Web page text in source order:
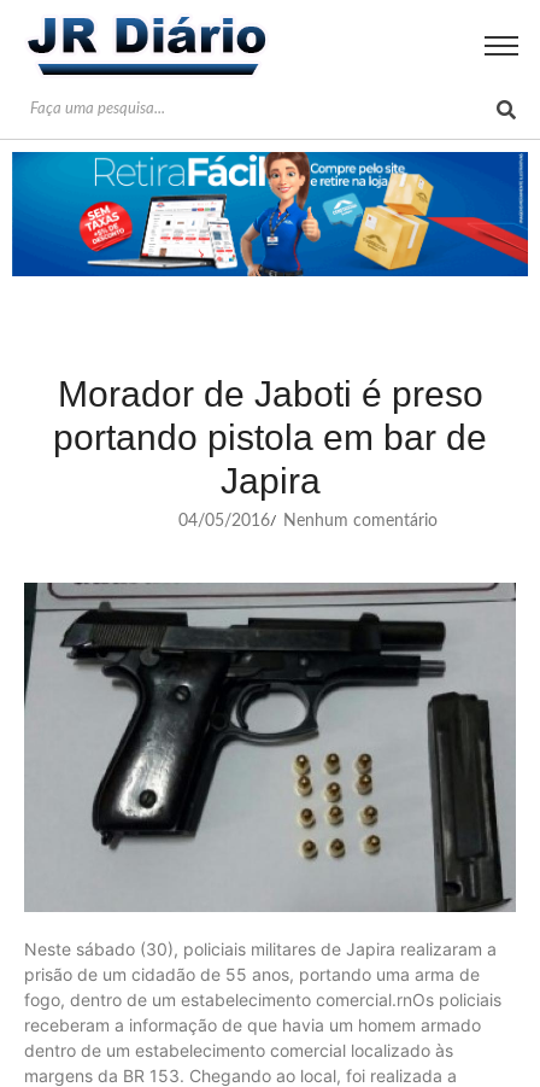
Morador de Jaboti é preso
portando pistola em bar de
Japira
04/05/2016/ Nenhum comentário
Neste sábado (30), policiais militares de Japira realizaram a
prisão de um cidadão de 55 anos, portando uma arma de
fogo, dentro de um estabelecimento comercial.rnOs policiais
receberam a informação de que havia um homem armado
dentro de um estabelecimento comercial localizado às
margens da BR 153. Chegando ao local, foi realizada a